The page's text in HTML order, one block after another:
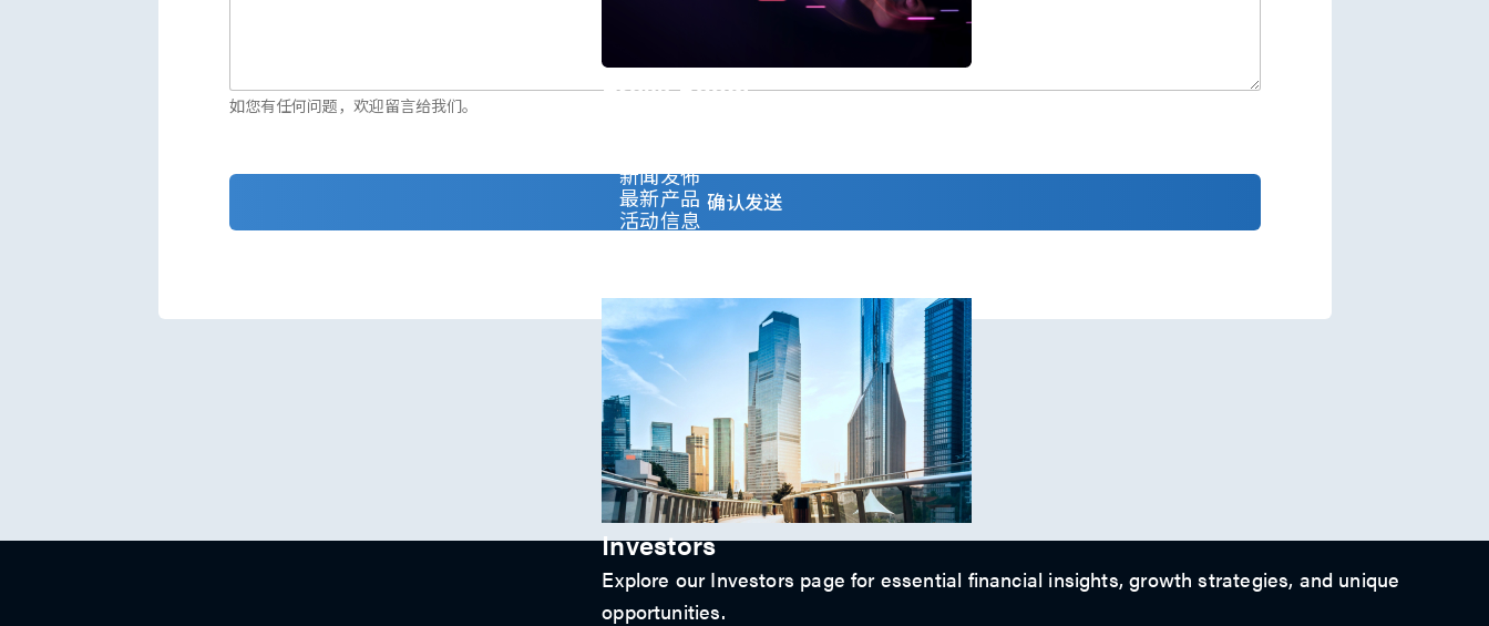
Press Room
新闻发佈
最新产品
活动信息
Investors
Explore our Investors page for essential financial insights, growth strategies, and unique
opportunities.
e
P
p
*
如您有任何问题，欢迎留言给我们。
确认发送